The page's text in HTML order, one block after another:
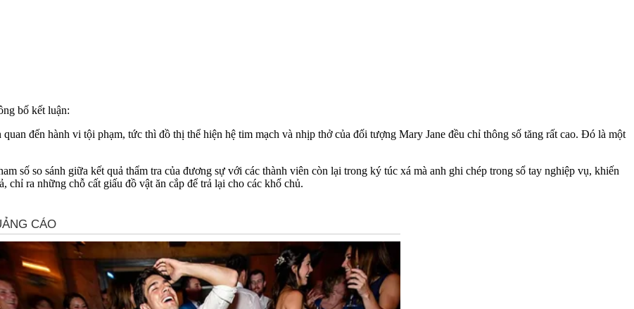
bố kết luận:
đến hành vi tội phạm, tức thì đồ thị thể hiện hệ tim mạch và nhịp thở của đối tượng Mary Jane đều chỉ thông số tăng rất cao. Đó là một
số so sánh giữa kết quả thẩm tra của đương sự với các thành viên còn lại trong ký túc xá mà anh ghi chép trong sổ tay nghiệp vụ, khiến
ra những chỗ cất giấu đồ vật ăn cắp để trả lại cho các khổ chủ.